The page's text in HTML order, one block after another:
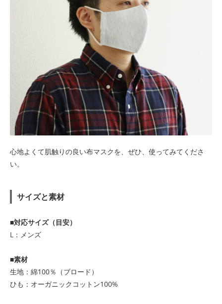
心地よくて肌触りの良い布マスクを、ぜひ、使ってみてくださ
い。
サイズと素材
■対応サイズ（目安）
L：メンズ
■素材
生地：綿100％（ブロード）
ひも：オーガニックコットン100%